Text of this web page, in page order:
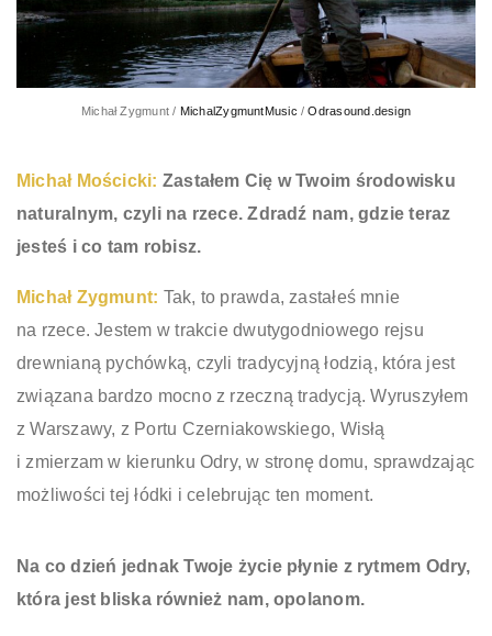
Michał Zygmunt / MichalZygmuntMusic /Odrasound.design
Michał Mościcki: Zastałem Cię w Twoim środowisku
naturalnym, czyli na rzece. Zdradź nam, gdzie teraz
jesteś i co tam robisz.
Michał Zygmunt: Tak, to prawda, zastałeś mnie
na rzece. Jestem w trakcie dwutygodniowego rejsu
drewnianą pychówką, czyli tradycyjną łodzią, która jest
związana bardzo mocno z rzeczną tradycją. Wyruszyłem
z Warszawy, z Portu Czerniakowskiego, Wisłą
i zmierzam w kierunku Odry, w stronę domu, sprawdzając
możliwości tej łódki i celebrując ten moment.
Na co dzień jednak Twoje życie płynie z rytmem Odry,
która jest bliska również nam, opolanom.